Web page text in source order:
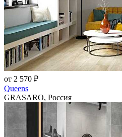
от 2 570 ₽
Queens
GRASARO, Россия